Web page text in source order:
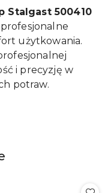
Stalgast 500410
użytkowania.
i precyzję w
potraw.